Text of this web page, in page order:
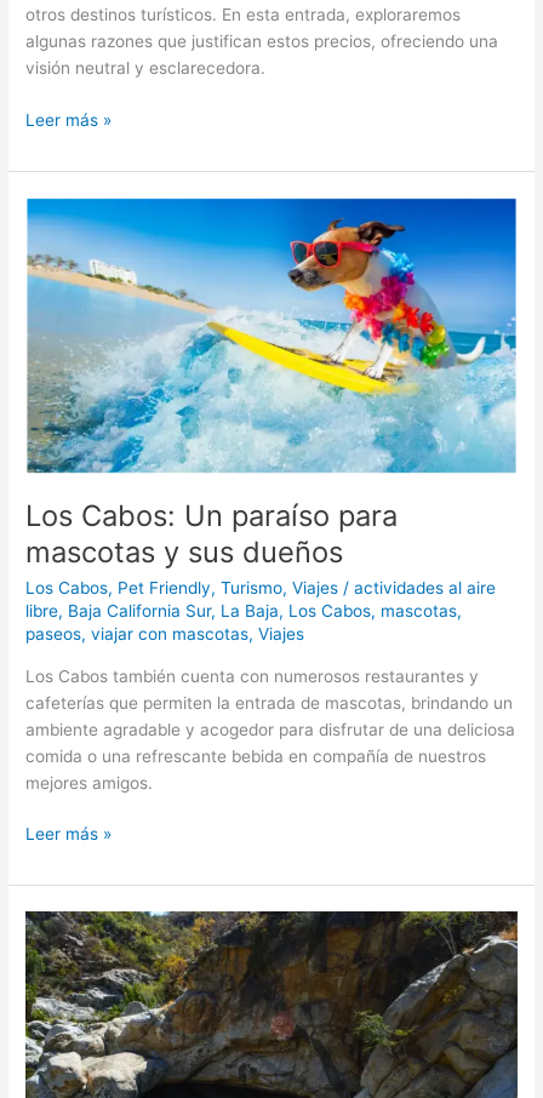
otros destinos turísticos. En esta entrada, exploraremos
algunas razones que justifican estos precios, ofreciendo una
visión neutral y esclarecedora.
Leer más »
Los Cabos: Un paraíso para
mascotas y sus dueños
Los Cabos, Pet Friendly,Turismo,Viajes /actividades al aire
libre, Baja California Sur, La Baja, Los Cabos, mascotas,
paseos,viajar con mascotas,Viajes
Los Cabos también cuenta con numerosos restaurantes y
cafeterías que permiten la entrada de mascotas, brindando un
ambiente agradable y acogedor para disfrutar de una deliciosa
comida o una refrescante bebida en compañía de nuestros
mejores amigos.
Los
Cabos:
Un
paraíso
mascotas
y
sus
dueños
Leer más »
Explora
la
Sierra
de
La
Laguna:
Tu